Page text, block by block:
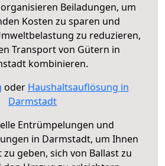
Beiladungen, um
Kosten zu sparen und
zu reduzieren,
Transport von Gütern in
kombinieren.
oder Haushaltsauflösung in
Darmstadt
Entrümpelungen und
in Darmstadt, um Ihnen
geben, sich von Ballast zu